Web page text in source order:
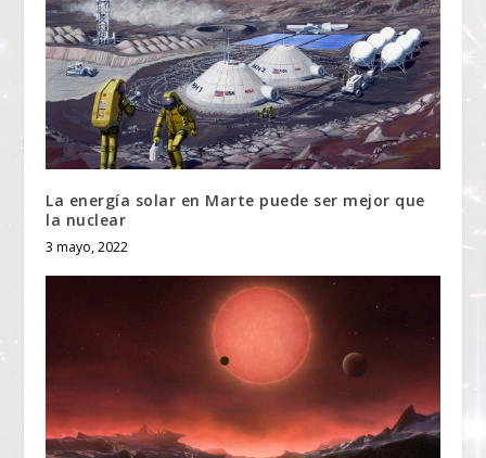
La energía solar en Marte puede ser mejor que
la nuclear
3 mayo, 2022